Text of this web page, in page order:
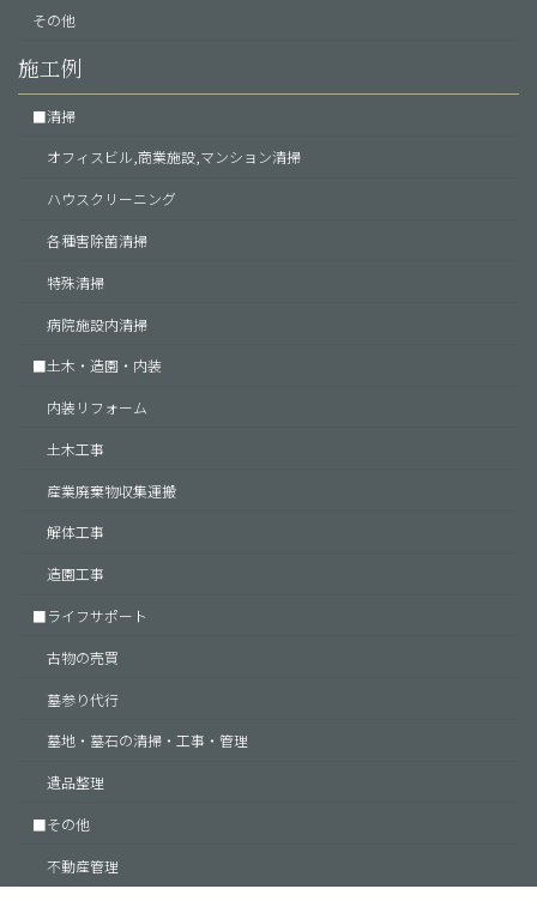
その他
施工例
■清掃
オフィスビル,商業施設,マンション清掃
ハウスクリーニング
各種害除菌清掃
特殊清掃
病院施設内清掃
■土木・造園・内装
内装リフォーム
土木工事
産業廃棄物収集運搬
解体工事
造園工事
■ライフサポート
古物の売買
墓参り代行
墓地・墓石の清掃・工事・管理
遺品整理
■その他
不動産管理